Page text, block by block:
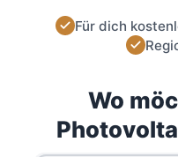
Für dich
Wo